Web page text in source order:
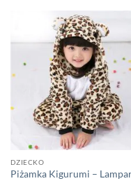
DZIECKO
Piżamka Kigurumi –